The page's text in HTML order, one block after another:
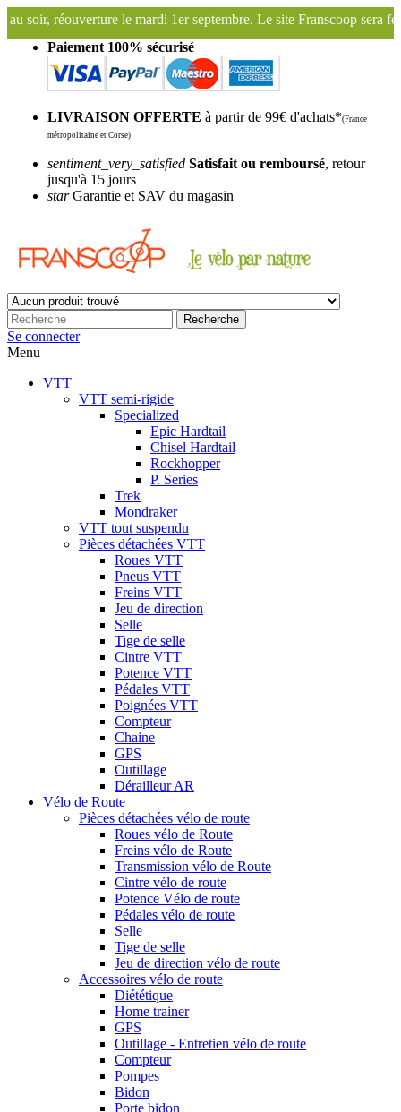
le mardi 1er septembre. Le site Franscoop sera fermé du 1er
Paiement 100% sécurisé
LIVRAISON OFFERTE à partir de 99€ d'achats*(France
métropolitaine et Corse)
sentiment_very_satisfied Satisfait ou remboursé, retour
jusqu'à 15 jours
starGarantie et SAV du magasin
Recherche
Se connecter
Menu
VTT
VTT semi-rigide
Specialized
Epic Hardtail
Chisel Hardtail
Rockhopper
P. Series
Trek
Mondraker
VTT tout suspendu
Pièces détachées VTT
Roues VTT
Pneus VTT
Freins VTT
Jeu de direction
Selle
Tige de selle
Cintre VTT
Potence VTT
Pédales VTT
Poignées VTT
Compteur
Chaine
GPS
Outillage
Dérailleur AR
Vélo de Route
Pièces détachées vélo de route
Roues vélo de Route
Freins vélo de Route
Transmission vélo de Route
Cintre vélo de route
Potence Vélo de route
Pédales vélo de route
Selle
Tige de selle
Jeu de direction vélo de route
Accessoires vélo de route
Diététique
Home trainer
GPS
Outillage - Entretien vélo de route
Compteur
Pompes
Bidon
Porte bidon